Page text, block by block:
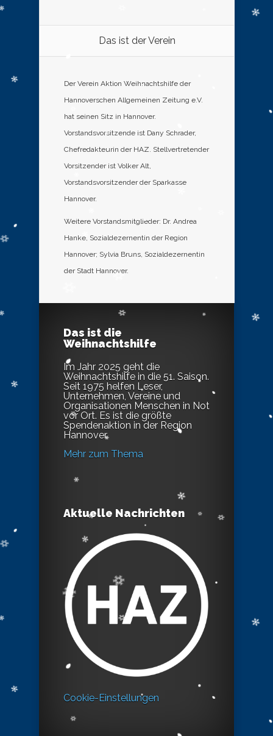
Das ist der Verein
Der Verein Aktion Weihnachtshilfe der
Hannoverschen Allgemeinen Zeitung e.V.
hat seinen Sitz in Hannover.
Vorstandsvorsitzende ist Dany Schrader,
Chefredakteurin der HAZ. Stellvertretender
Vorsitzender ist Volker Alt,
Vorstandsvorsitzender der Sparkasse
Hannover.
Weitere Vorstandsmitglieder: Dr. Andrea
Hanke, Sozialdezernentin der Region
Hannover; Sylvia Bruns, Sozialdezernentin
der Stadt Hannover.
Das ist die
Weihnachtshilfe
Im Jahr 2025 geht die
Weihnachtshilfe in die 51. Saison.
Seit 1975 helfen Leser,
Unternehmen, Vereine und
Organisationen Menschen in Not
vor Ort. Es ist die größte
Spendenaktion in der Region
Hannover.
Mehr zum Thema
Aktuelle Nachrichten
Cookie-Einstellungen